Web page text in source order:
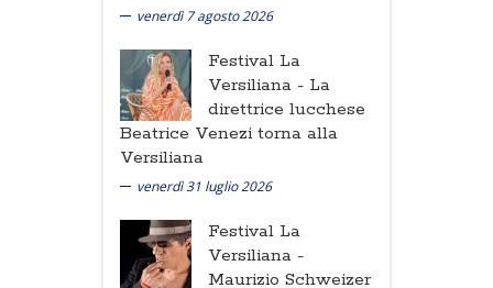
venerdì 7 agosto 2026
Festival La
Versiliana - La
direttrice lucchese
Beatrice Venezi torna alla
Versiliana
venerdì 31 luglio 2026
Festival La
Versiliana -
Maurizio Schweizer